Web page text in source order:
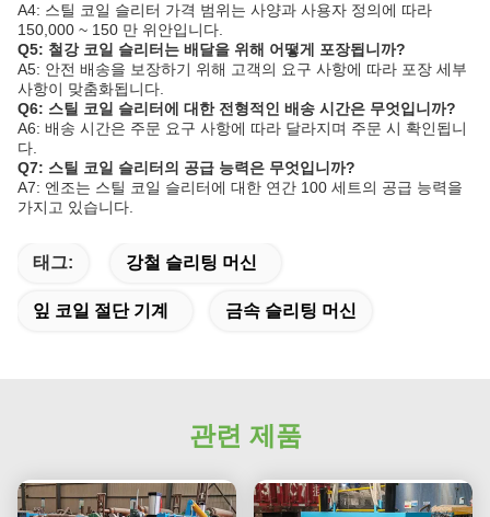
A4: 스틸 코일 슬리터 가격 범위는 사양과 사용자 정의에 따라
150,000 ~ 150 만 위안입니다.
Q5: 철강 코일 슬리터는 배달을 위해 어떻게 포장됩니까?
A5: 안전 배송을 보장하기 위해 고객의 요구 사항에 따라 포장 세부
사항이 맞춤화됩니다.
Q6: 스틸 코일 슬리터에 대한 전형적인 배송 시간은 무엇입니까?
A6: 배송 시간은 주문 요구 사항에 따라 달라지며 주문 시 확인됩니
다.
Q7: 스틸 코일 슬리터의 공급 능력은 무엇입니까?
A7: 엔조는 스틸 코일 슬리터에 대한 연간 100 세트의 공급 능력을
가지고 있습니다.
태그: 강철 슬리팅 머신
잎 코일 절단 기계 금속 슬리팅 머신
관련 제품